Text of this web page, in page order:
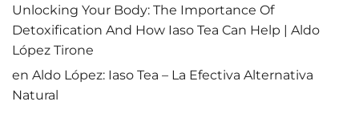
Unlocking Your Body: The Importance Of
Detoxification And How Iaso Tea Can Help | Aldo
López Tirone
en Aldo López: Iaso Tea – La Efectiva Alternativa
Natural